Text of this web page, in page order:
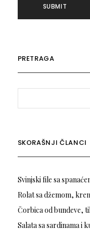
PRETRAGA
SKORAŠNJI ČLANCI
Svinjski file sa
Rolat sa džemom,
Čorbica od bundeve,
Salata sa sardinama i